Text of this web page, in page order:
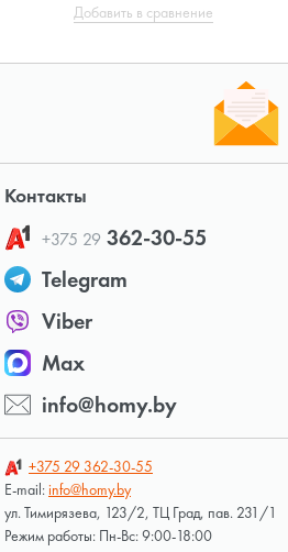
Добавить в сравнение
Контакты
+375 29 362-30-55
Telegram
Viber
Max
info@homy.by
+375 29 362-30-55
E-mail:info@homy.by
ул. Тимирязева, 123/2, ТЦ Град, пав. 231/1
Режим работы: Пн-Вс: 9:00-18:00